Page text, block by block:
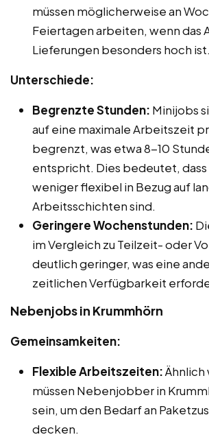
müssen möglicherweise an
Feiertagen arbeiten, wenn das
Lieferungen besonders hoch ist.
Unterschiede:
Begrenzte Stunden: Minijobs
auf eine maximale Arbeitszeit
begrenzt, was etwa 8-10
entspricht. Dies bedeutet,
weniger flexibel in Bezug auf
Arbeitsschichten sind.
Geringere Wochenstunden:
im Vergleich zu Teilzeit- oder
deutlich geringer, was eine
zeitlichen Verfügbarkeit
Nebenjobs in Krummhörn
Gemeinsamkeiten:
Flexible Arbeitszeiten:Ähnlich
müssen Nebenjobber in
sein, um den Bedarf an
decken.